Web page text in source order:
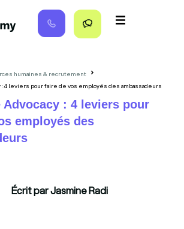
humaines & recrutement
: 4 leviers pour faire de vos employés des ambassadeurs
Advocacy : 4 leviers pour
employés des
Écrit par Jasmine Radi